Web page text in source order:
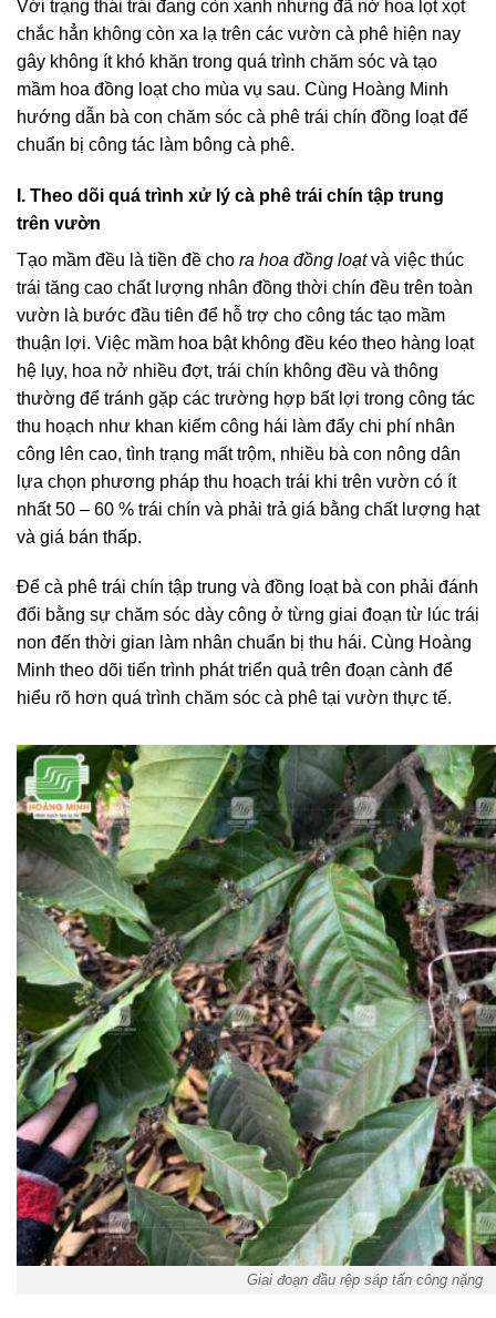
Với trạng thái trái đang còn xanh nhưng đã nở hoa lọt xọt
chắc hẳn không còn xa lạ trên các vườn cà phê hiện nay
gây không ít khó khăn trong quá trình chăm sóc và tạo
mầm hoa đồng loạt cho mùa vụ sau. Cùng Hoàng Minh
hướng dẫn bà con chăm sóc cà phê trái chín đồng loạt để
chuẩn bị công tác làm bông cà phê.
I. Theo dõi quá trình xử lý cà phê trái chín tập trung
trên vườn
Tạo mầm đều là tiền đề cho ra hoa đồng loạtvà việc thúc
trái tăng cao chất lượng nhân đồng thời chín đều trên toàn
vườn là bước đầu tiên để hỗ trợ cho công tác tạo mầm
thuận lợi. Việc mầm hoa bật không đều kéo theo hàng loạt
hệ lụy, hoa nở nhiều đợt, trái chín không đều và thông
thường để tránh gặp các trường hợp bất lợi trong công tác
thu hoạch như khan kiếm công hái làm đẩy chi phí nhân
công lên cao, tình trạng mất trộm, nhiều bà con nông dân
lựa chọn phương pháp thu hoạch trái khi trên vườn có ít
nhất 50 – 60 % trái chín và phải trả giá bằng chất lượng hạt
và giá bán thấp.
Để cà phê trái chín tập trung và đồng loạt bà con phải đánh
đổi bằng sự chăm sóc dày công ở từng giai đoạn từ lúc trái
non đến thời gian làm nhân chuẩn bị thu hái. Cùng Hoàng
Minh theo dõi tiến trình phát triển quả trên đoạn cành để
hiểu rõ hơn quá trình chăm sóc cà phê tại vườn thực tế.
Giai đoạn đầu rệp sáp tấn công nặng